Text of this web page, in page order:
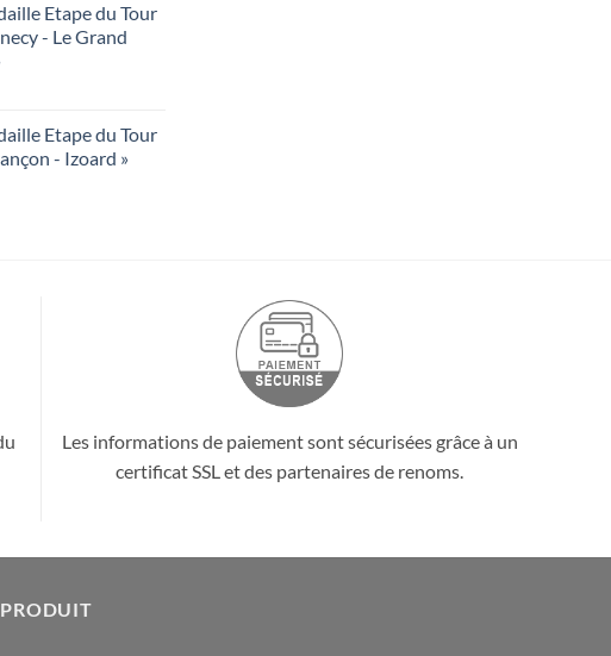
Etape du Tour
- Le Grand
Etape du Tour
- Izoard »
Les informations de paiement sont sécurisées grâce à un
certificat SSL et des partenaires de renoms.